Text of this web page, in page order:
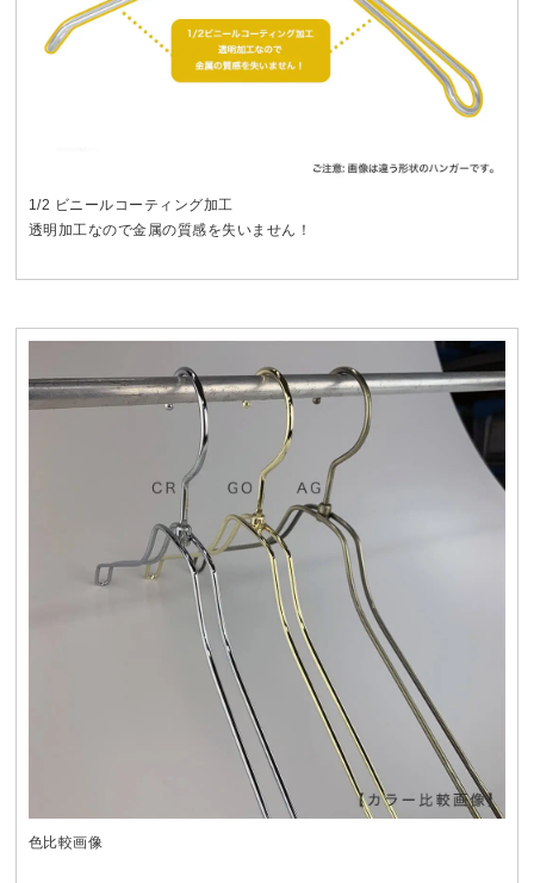
1/2 ビニールコーティング加工
透明加工なので金属の質感を失いません！
色比較画像